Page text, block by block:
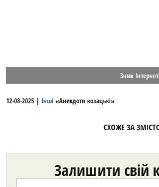
Зник
12-08-2025 | Інші «Анекдоти козацькі»
СХОЖЕ ЗА
Залишити свій